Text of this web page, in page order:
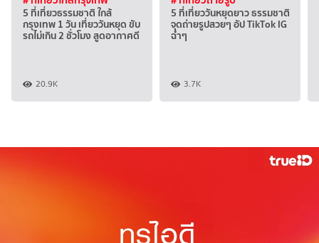
5 ที่เที่ยวธรรมชาติ ใกล้
กรุงเทพ 1 วัน เที่ยววันหยุด ขับ
รถไม่เกิน 2 ชั่วโมง สูดอากาศดี
20.9K
5 ที่เที่ยววันหยุดยาว ธรรมชาติ
จุดถ่ายรูปสวยๆ อัป TikTok IG
ฉ่ำๆ
3.7K